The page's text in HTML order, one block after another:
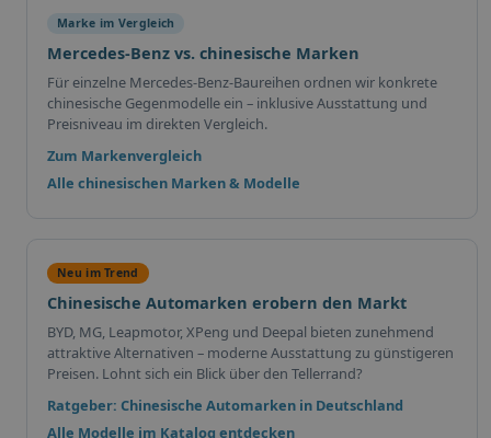
Marke im Vergleich
Mercedes-Benz vs. chinesische Marken
Für einzelne Mercedes-Benz-Baureihen ordnen wir konkrete
chinesische Gegenmodelle ein – inklusive Ausstattung und
Preisniveau im direkten Vergleich.
Zum Markenvergleich
Alle chinesischen Marken & Modelle
Neu im Trend
Chinesische Automarken erobern den Markt
BYD, MG, Leapmotor, XPeng und Deepal bieten zunehmend
attraktive Alternativen – moderne Ausstattung zu günstigeren
Preisen. Lohnt sich ein Blick über den Tellerrand?
Ratgeber: Chinesische Automarken in Deutschland
Alle Modelle im Katalog entdecken